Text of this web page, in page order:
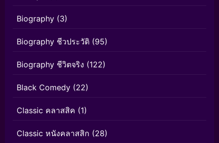
Biography (3)
Biography ชีวประวัติ (95)
Biography ชีวิตจริง (122)
Black Comedy (22)
Classic คลาสสิค (1)
Classic หนังคลาสสิก (28)